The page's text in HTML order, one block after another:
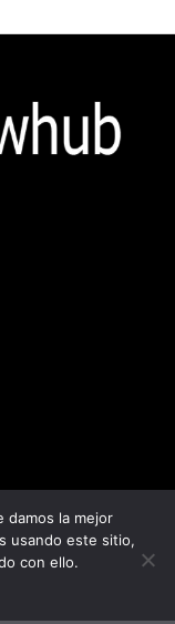
damos la mejor
usando este sitio,
con ello.